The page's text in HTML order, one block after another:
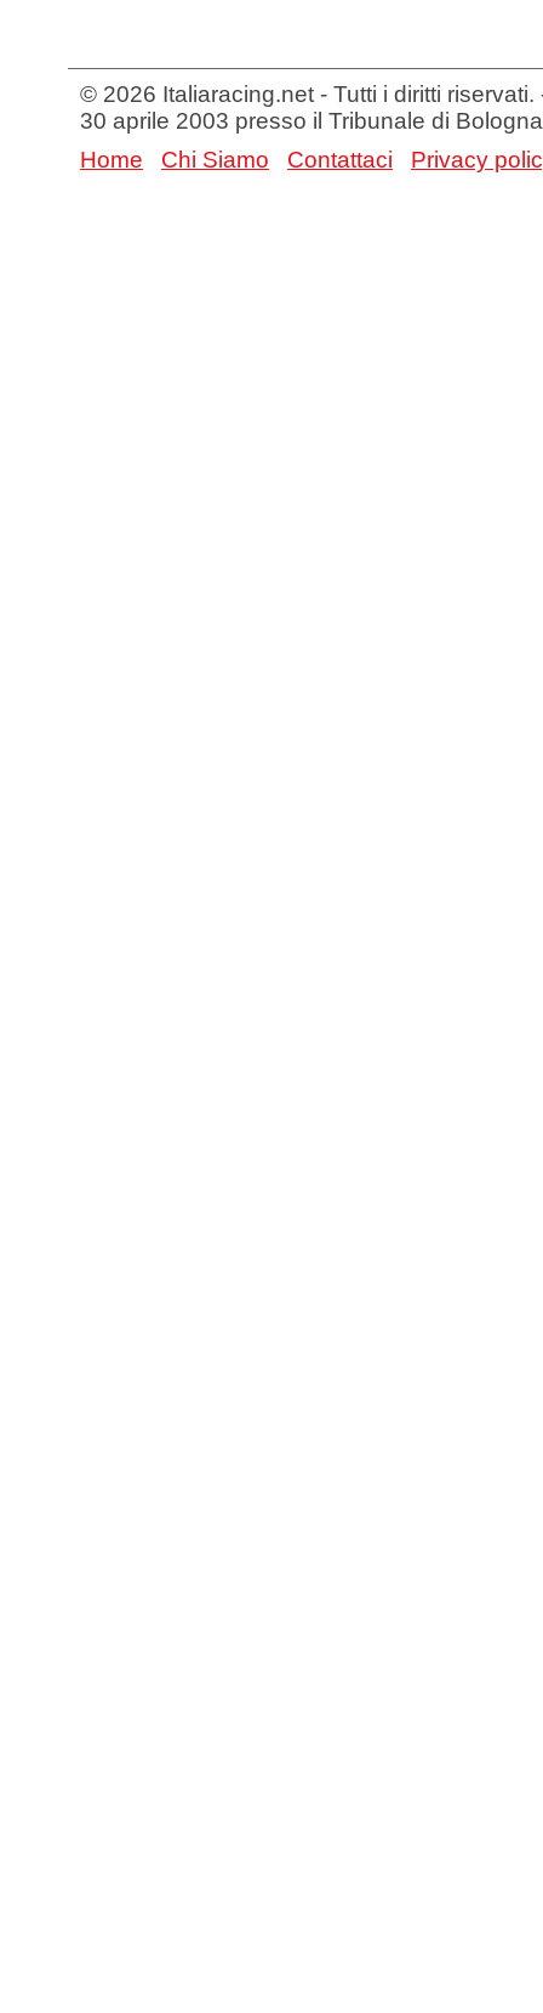
© 2026 Italiaracing.net - Tutti i diritti
30 aprile 2003 presso il Tribunale di Bologna
Home
Chi Siamo Contattaci Privacy